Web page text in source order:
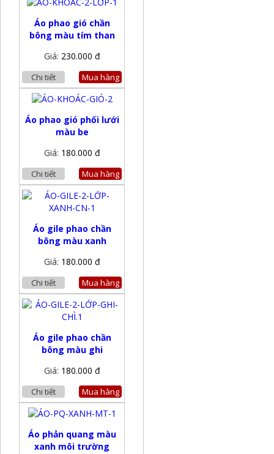
Áo phao gió chần
bông màu tím than
Giá: 230.000 đ
Chi tiết Mua hàng
Áo phao gió phối lưới
màu be
Giá: 180.000 đ
Chi tiết Mua hàng
Áo gile phao chần
bông màu xanh
Giá: 180.000 đ
Chi tiết Mua hàng
Áo gile phao chần
bông màu ghi
Giá: 180.000 đ
Chi tiết Mua hàng
Áo phản quang màu
xanh môi trường